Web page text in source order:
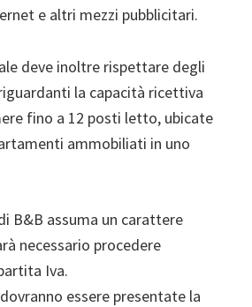
e altri mezzi pubblicitari.
deve inoltre rispettare degli
la capacità ricettiva
fino a 12 posti letto, ubicate
ammobiliati in uno
B&B assuma un carattere
necessario procedere
Iva.
essere presentate la